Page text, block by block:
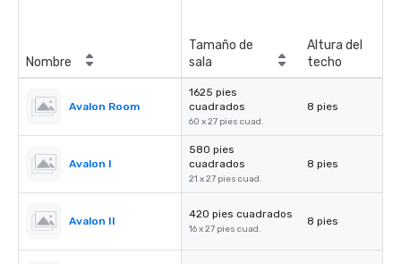
Nombre
Tamaño de
sala
Altura del
techo
Avalon Room
1625 pies
cuadrados
60 x 27 pies cuad.
8 pies
Avalon I
580 pies
cuadrados
21 x 27 pies cuad.
8 pies
Avalon II
420 pies cuadrados
16 x 27 pies cuad.
8 pies